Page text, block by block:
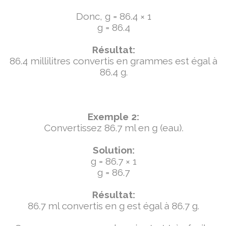
Donc, g = 86.4 × 1
g = 86.4
Résultat:
86.4 millilitres convertis en grammes est égal à
86.4 g.
Exemple 2:
Convertissez 86.7 ml en g (eau).
Solution:
g = 86.7 × 1
g = 86.7
Résultat:
86.7 ml convertis en g est égal à 86.7 g.